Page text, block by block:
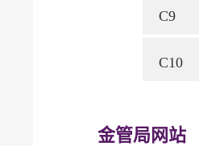
C9
C10
金管局网站